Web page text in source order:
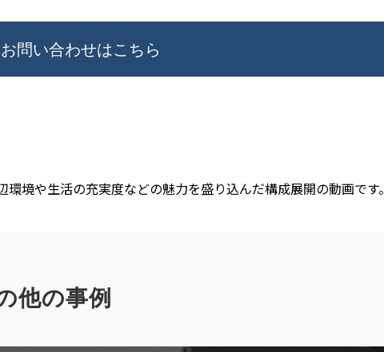
問い合わせはこちら
境や生活の充実度などの魅力を盛り込んだ構成展開の動画です。
他の事例